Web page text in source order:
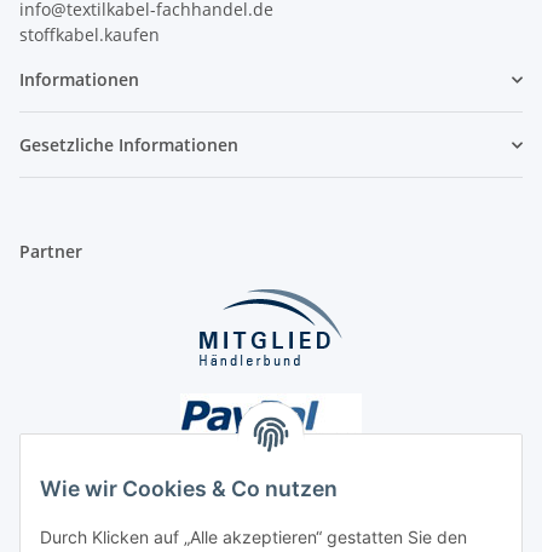
Wie wir Cookies & Co nutzen
Durch Klicken auf „Alle akzeptieren“ gestatten Sie den
info@textilkabel-fachhandel.de
stoffkabel.kaufen
Informationen
Gesetzliche Informationen
Partner